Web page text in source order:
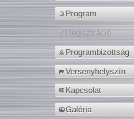
Program
Regisztráció
Programbizottság
Versenyhelyszín
Kapcsolat
Galéria